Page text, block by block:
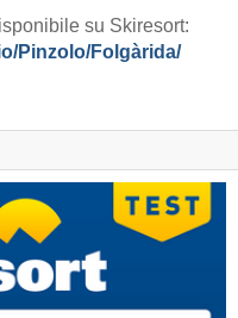
su Skiresort:
​Pinzolo/​Folgàrida/​